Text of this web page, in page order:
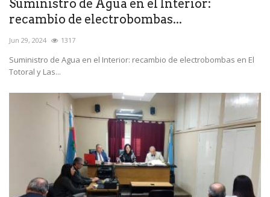
Suministro de Agua en el Interior:
recambio de electrobombas...
Jun 29, 2024 1317
Suministro de Agua en el Interior: recambio de electrobombas en El
Totoral y Las...